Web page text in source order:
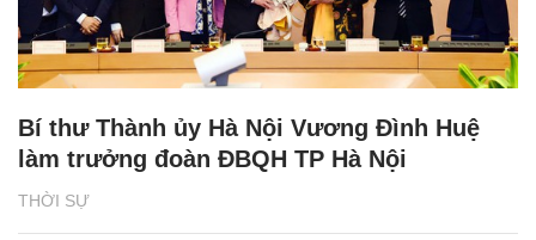
THỜI SỰ
Bí thư Thành ủy Hà Nội Vương Đình Huệ
làm trưởng đoàn ĐBQH TP Hà Nội